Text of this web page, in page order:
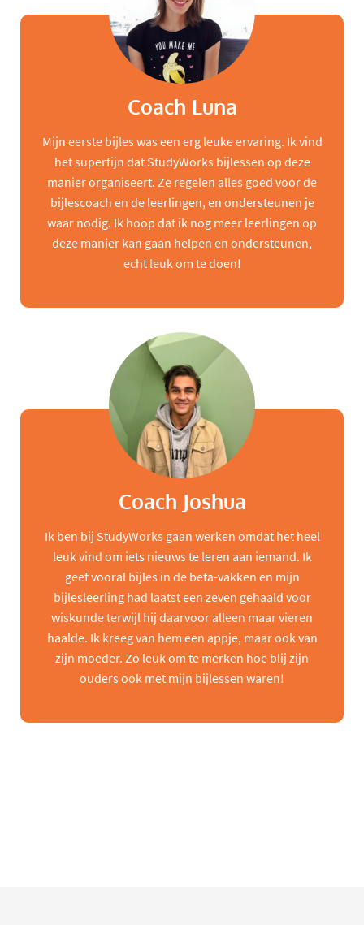
Coach Luna
Mijn eerste bijles was een erg leuke ervaring. Ik vind
het superfijn dat StudyWorks bijlessen op deze
manier organiseert. Ze regelen alles goed voor de
bijlescoach en de leerlingen, en ondersteunen je
waar nodig. Ik hoop dat ik nog meer leerlingen op
deze manier kan gaan helpen en ondersteunen,
echt leuk om te doen!
Coach Joshua
Ik ben bij StudyWorks gaan werken omdat het heel
leuk vind om iets nieuws te leren aan iemand. Ik
geef vooral bijles in de beta-vakken en mijn
bijlesleerling had laatst een zeven gehaald voor
wiskunde terwijl hij daarvoor alleen maar vieren
haalde. Ik kreeg van hem een appje, maar ook van
zijn moeder. Zo leuk om te merken hoe blij zijn
ouders ook met mijn bijlessen waren!